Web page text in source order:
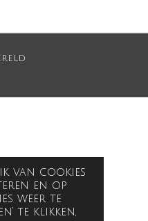
van cookies
en op
weer te
te klikken,